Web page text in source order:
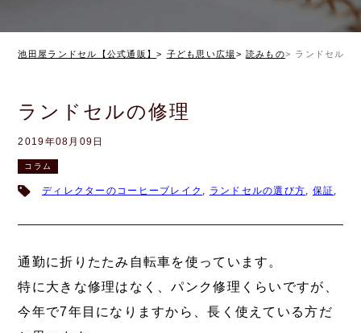
池田屋ランドセル【公式通販】 子ども思い広場 読みもの ランドセルの
ランドセルの修理
2019年08月09日
コラム
ディレクターのコーヒーブレイク ランドセルの選び方 保証
通勤に折りたたみ自転車を使っています。
特に大きな修理はなく、パンク修理くらいですが、
今年で7年目になりますから、長く使えている方だ